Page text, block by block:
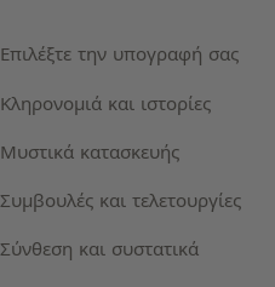
Επιλέξτε την υπογραφή σας
Κληρονομιά και ιστορίες
Μυστικά κατασκευής
Συμβουλές και τελετουργίες
Σύνθεση και συστατικά